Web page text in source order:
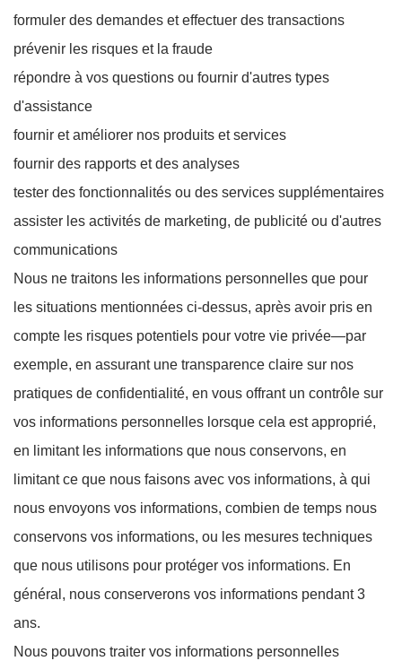
formuler des demandes et effectuer des transactions
prévenir les risques et la fraude
répondre à vos questions ou fournir d'autres types
d'assistance
fournir et améliorer nos produits et services
fournir des rapports et des analyses
tester des fonctionnalités ou des services supplémentaires
assister les activités de marketing, de publicité ou d'autres
communications
Nous ne traitons les informations personnelles que pour
les situations mentionnées ci-dessus, après avoir pris en
compte les risques potentiels pour votre vie privée—par
exemple, en assurant une transparence claire sur nos
pratiques de confidentialité, en vous offrant un contrôle sur
vos informations personnelles lorsque cela est approprié,
en limitant les informations que nous conservons, en
limitant ce que nous faisons avec vos informations, à qui
nous envoyons vos informations, combien de temps nous
conservons vos informations, ou les mesures techniques
que nous utilisons pour protéger vos informations. En
général, nous conserverons vos informations pendant 3
ans.
Nous pouvons traiter vos informations personnelles